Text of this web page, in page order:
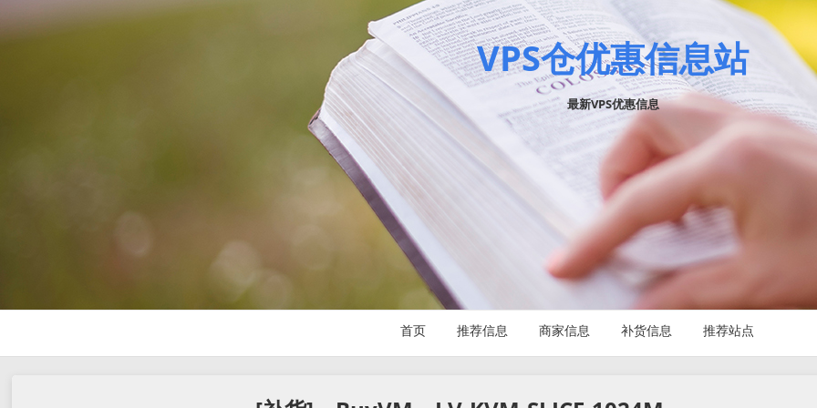
VPS仓优惠信息站
最新VPS优惠信息
首页 推荐信息 商家信息 补货信息 推荐站点